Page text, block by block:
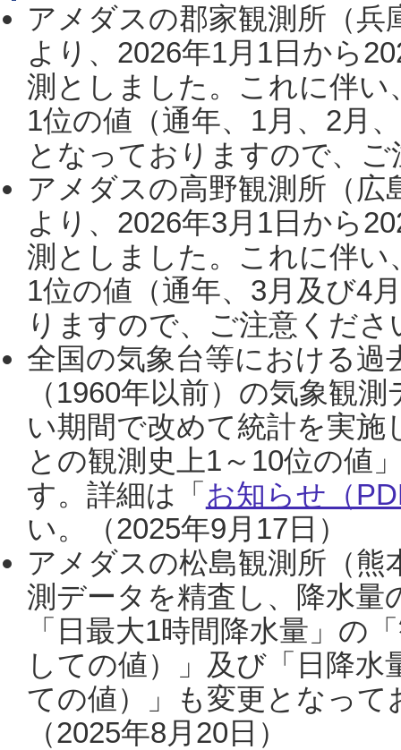
アメダスの郡家観測所（
より、2026年1月1日から
測としました。これに伴い
1位の値（通年、1月、2月
となっておりますので、
アメダスの高野観測所（
より、2026年3月1日から
測としました。これに伴い
1位の値（通年、3月及び4
りますので、ご注意くだ
全国の気象台等における過
（1960年以前）の気象観
い期間で改めて統計を実
との観測史上1～10位の値
す。詳細は「 お知らせ（
い。（2025年9月17日）
アメダスの松島観測所（熊
測データを精査し、降水
「日最大1時間降水量」の
しての値）」及び「日降
ての値）」も変更となっ
（2025年8月20日）